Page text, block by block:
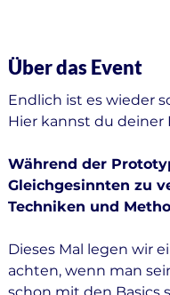
Über das Event
Endlich ist es wieder
Hier kannst du deiner
Während der
Gleichgesinnten zu
Techniken und
Dieses Mal legen wir
achten, wenn man